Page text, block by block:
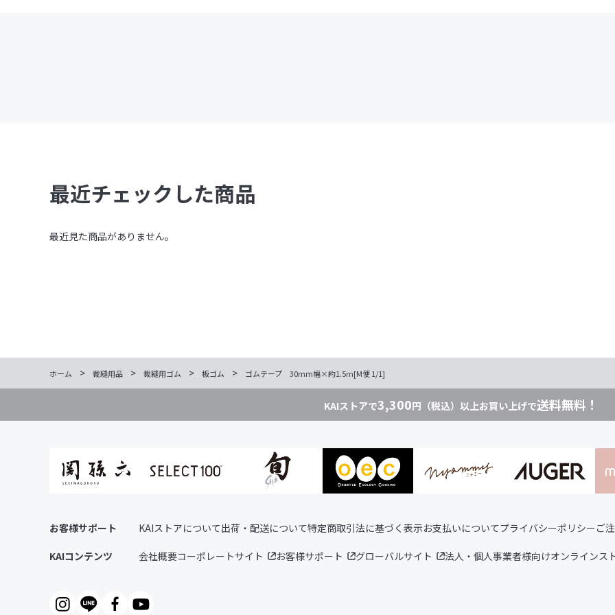
最近チェックした商品
最近見た商品がありません。
ホーム > 裁縫用品 > 裁縫用ゴム > 板ゴム > ゴムテープ 30mm幅×約1.5m[M便 1/1]
KAIストアで3,300円（税込）以上お買い上げで送料無料！
お客様サポート KAIストアについて出荷・配送について特定商取引法に基づく表示お支払いについてプライバシーポリシーご
KAIコンテンツ 会社概要コーポレートサイト お客様サポート グローバルサイト 法人・個人事業者様向けオンラインス